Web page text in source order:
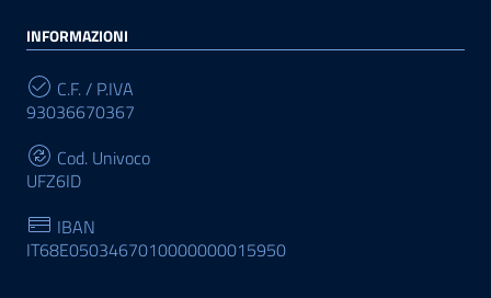
INFORMAZIONI
C.F. / P.IVA
93036670367
Cod. Univoco
UFZ6ID
IBAN
IT68E0503467010000000015950